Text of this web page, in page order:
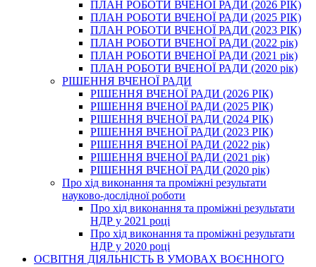
ПЛАН РОБОТИ ВЧЕНОЇ РАДИ (2026 РІК)
ПЛАН РОБОТИ ВЧЕНОЇ РАДИ (2025 РІК)
ПЛАН РОБОТИ ВЧЕНОЇ РАДИ (2023 РІК)
ПЛАН РОБОТИ ВЧЕНОЇ РАДИ (2022 рік)
ПЛАН РОБОТИ ВЧЕНОЇ РАДИ (2021 рік)
ПЛАН РОБОТИ ВЧЕНОЇ РАДИ (2020 рік)
РІШЕННЯ ВЧЕНОЇ РАДИ
РІШЕННЯ ВЧЕНОЇ РАДИ (2026 РІК)
РІШЕННЯ ВЧЕНОЇ РАДИ (2025 РІК)
РІШЕННЯ ВЧЕНОЇ РАДИ (2024 РІК)
РІШЕННЯ ВЧЕНОЇ РАДИ (2023 РІК)
РІШЕННЯ ВЧЕНОЇ РАДИ (2022 рік)
РІШЕННЯ ВЧЕНОЇ РАДИ (2021 рік)
РІШЕННЯ ВЧЕНОЇ РАДИ (2020 рік)
Про хід виконання та проміжні результати
науково-дослідної роботи
Про хід виконання та проміжні результати
НДР у 2021 році
Про хід виконання та проміжні результати
НДР у 2020 році
ОСВІТНЯ ДІЯЛЬНІСТЬ В УМОВАХ ВОЄННОГО